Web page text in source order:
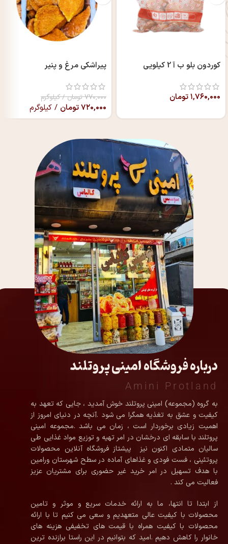
کوردون بلو ب آ 2 کیلویی
۱,۷۶۰,۰۰۰تومان
پیراشکی مرغ و پنیر
۷۷۰,۰۰۰تومان/ کیلوگرم
۷۲۰,۰۰۰تومان / کیلوگرم
درباره فروشگاه امینی پروتلند
Amini Protland
به گروه (مجموعه) امینی پروتلند خوش آمدید ، جایی که تعهد به
کیفیت و عشق به تغذیه همگرا می شود .آنچه در دنیای امروز از
اهمیت زیادی برخوردار است ، زمان می باشد .مجموعه امینی
پروتلند با سابقه ای درخشان در امر تهیه و توزیع مواد غذایی طی
سالیان متمادی اکنون نیز پیشتاز فروشگاه آنلاین محصولات
پروتئینی ، فست فودی و غذاهای آماده در سطح شهرستان ورامین
با هدف تسهیل در امر خرید غیر حضوری برای مشتریان عزیز
فعالیت می کند .
از ابتدا تا انتها، ما به ارائه خدمات سریع و موثر و تامین
محصولات با کیفیت عالی متعهدیم و سعی می کنیم تا با ارائه
محصولات با کیفیت همراه با قیمت های تخفیفی هزینه های
خانوار را کاهش دهیم .امید که بتوانیم در این راستا برازنده ترین